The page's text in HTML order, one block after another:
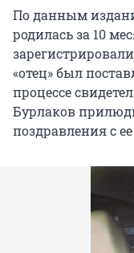
По данным
родилась за 10
«отец» был
процессе
Бурлаков
поздравления с